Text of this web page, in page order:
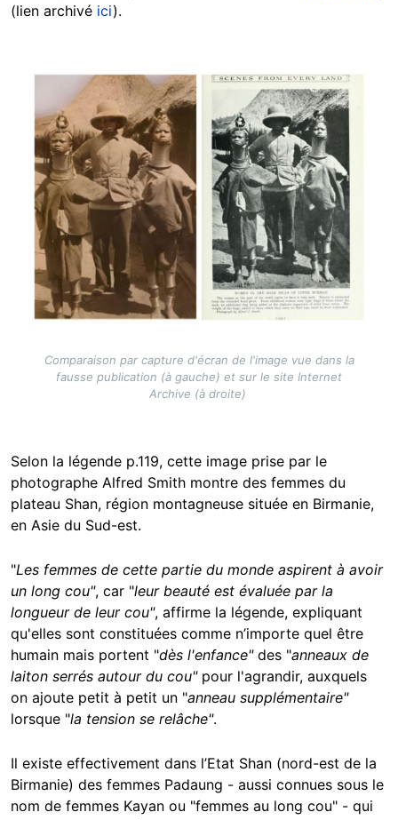
(lien archivé ici).
Image
Comparaison par capture d'écran de l'image vue dans la
fausse publication (à gauche) et sur le site Internet
Archive (à droite)
Selon la légende p.119, cette image prise par le
photographe Alfred Smith montre des femmes du
plateau Shan, région montagneuse située en Birmanie,
en Asie du Sud-est.
"Les femmes de cette partie du monde aspirent à avoir
un long cou", car "leur beauté est évaluée par la
longueur de leur cou", affirme la légende, expliquant
qu'elles sont constituées comme n’importe quel être
humain mais portent "dès l'enfance"des "anneaux de
laiton serrés autour du cou"pour l'agrandir, auxquels
on ajoute petit à petit un "anneau supplémentaire"
lorsque "la tension se relâche".
Il existe effectivement dans l’Etat Shan (nord-est de la
Birmanie) des femmes Padaung - aussi connues sous le
nom de femmes Kayan ou "femmes au long cou" - qui